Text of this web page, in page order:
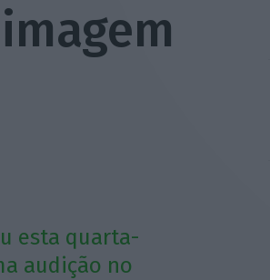
esta quarta-
audição no